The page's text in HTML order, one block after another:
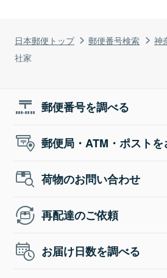
日本郵便トップ 郵便番号検索 神
社家
郵便番号を調べる
郵便局・ATM・ポストを
荷物のお問い合わせ
再配達のご依頼
お届け日数を調べる